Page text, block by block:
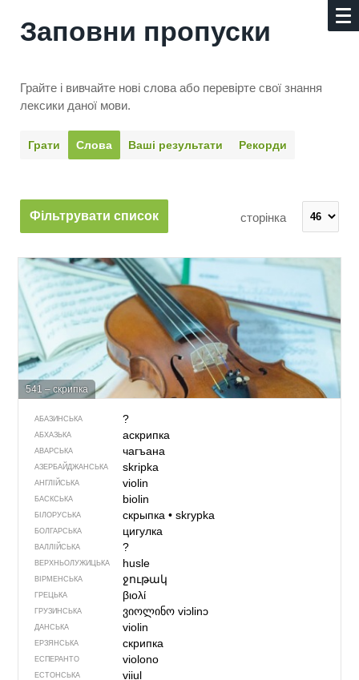
Заповни пропуски
Грайте і вивчайте нові слова або перевірте свої знання
лексики даної мови.
Грати Слова Ваші результати Рекорди
Фільтрувати список сторінка
541 – скрипка
АБАЗИНСЬКА ?
АБХАЗЬКА аскрипка
АВАРСЬКА чагъана
АЗЕРБАЙДЖАНСЬКА skripka
АНГЛІЙСЬКА violin
БАСКСЬКА biolin
БІЛОРУСЬКА скрыпка• skrypka
БОЛГАРСЬКА цигулка
ВАЛЛІЙСЬКА ?
ВЕРХНЬОЛУЖИЦЬКА husle
ВІРМЕНСЬКА ջութակ
ГРЕЦЬКА βιολί
ГРУЗИНСЬКА ვიოლინოviɔlinɔ
ДАНСЬКА violin
ЕРЗЯНСЬКА скрипка
ЕСПЕРАНТО violono
ЕСТОНСЬКА viiul